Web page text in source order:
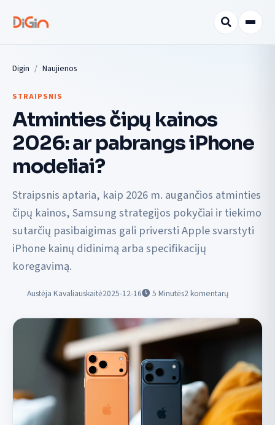
Digin Naujienos
STRAIPSNIS
Atminties čipų kainos
2026: ar pabrangs iPhone
modeliai?
Straipsnis aptaria, kaip 2026 m. augančios atminties
čipų kainos, Samsung strategijos pokyčiai ir tiekimo
sutarčių pasibaigimas gali priversti Apple svarstyti
iPhone kainų didinimą arba specifikacijų
koregavimą.
Austėja Kavaliauskaitė2025-12-16 5 Minutės2 komentarų